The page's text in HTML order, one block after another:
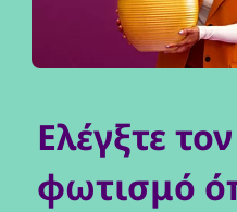
Ελέγξτε
φωτισμό